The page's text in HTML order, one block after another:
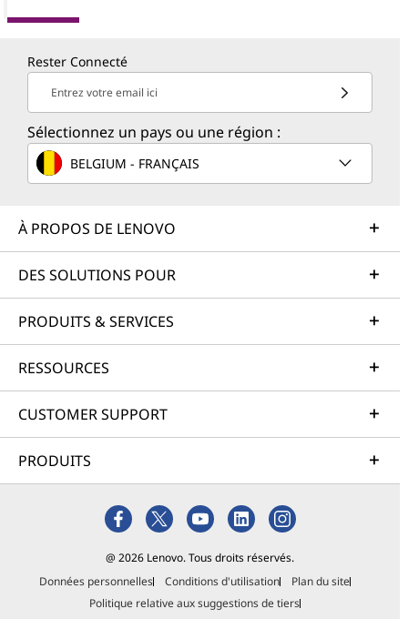
Rester Connecté
Entrez votre email ici
Sélectionnez un pays ou une région :
BELGIUM - FRANÇAIS
À PROPOS DE LENOVO
DES SOLUTIONS POUR
PRODUITS & SERVICES
RESSOURCES
CUSTOMER SUPPORT
PRODUITS
@ 2026 Lenovo. Tous droits réservés.
Données personnelles
Conditions d'utilisation
Plan du site
Politique relative aux suggestions de tiers